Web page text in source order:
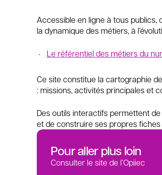
Accessible en ligne à tous
la dynamique des métiers, à
Le référentiel des métiers du
Ce site constitue la cartographie
: missions, activités principales et
Des outils interactifs permettent
et de construire ses propres
Pour aller plus loin
Consulter le site de l’Opiiec